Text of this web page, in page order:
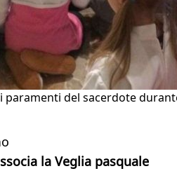
paramenti del sacerdote
la Veglia pasquale